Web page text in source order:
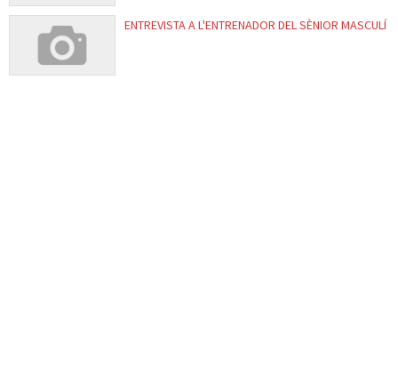
ENTREVISTA A L'ENTRENADOR DEL SÈNIOR MASCULÍ